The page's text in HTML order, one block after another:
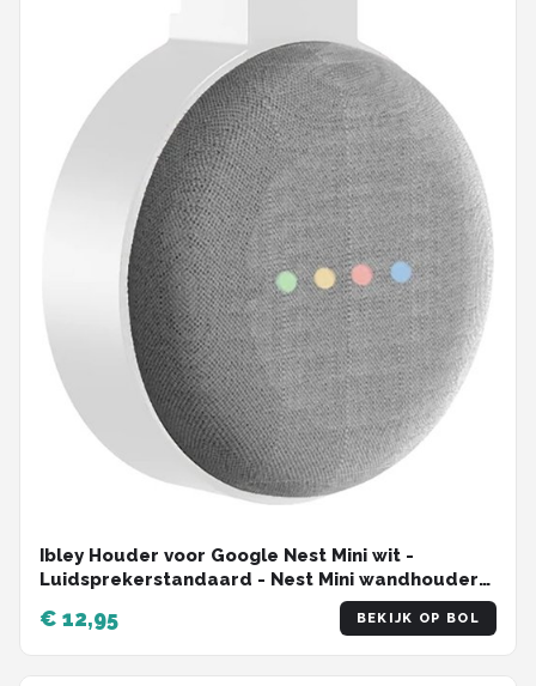
Ibley Houder voor Google Nest Mini wit -
Luidsprekerstandaard - Nest Mini wandhouder
€ 12,95 BEKIJK OP BOL